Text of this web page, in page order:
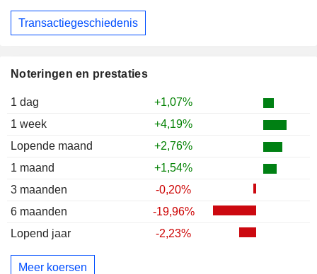
Noteringen en prestaties
1 dag
+1,07%
1 week
+4,19%
Lopende maand
+2,76%
1 maand
+1,54%
3 maanden
-0,20%
6 maanden
-19,96%
Lopend jaar
-2,23%
Meer koersen
Transactiegeschiedenis